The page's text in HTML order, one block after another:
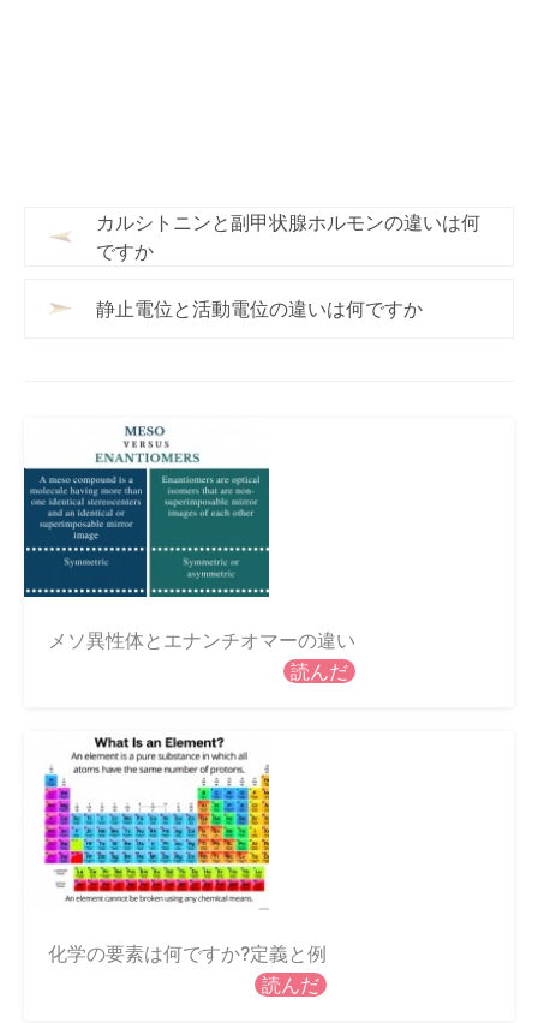
カルシトニンと副甲状腺ホルモンの違いは何
ですか
静止電位と活動電位の違いは何ですか
メソ異性体とエナンチオマーの違い
読んだ
化学の要素は何ですか?定義と例
読んだ